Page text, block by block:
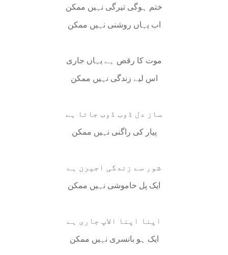
ختم ہوگی تیرگی نہیں ممکن
اب یہاں روشنی نہیں ممکن
موت کا رقص ہے یہاں جاری
اس لیے زندگی نہیں ممکن
ساز دل ڈوب ڈوب جاتا ہے
پیار کی راگنی نہیں ممکن
شور سے زندگی اجیرن ہے
ایک پل خاموشی نہیں ممکن
اپنا اپنا الاپ جاری ہے
ایک ہو بانسری نہیں ممکن